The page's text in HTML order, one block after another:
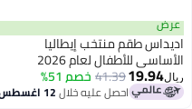
عرض
اديداس طقم منتخب إيطاليا
الأساسي للأطفال لعام 2026
ريال19.94
41.39خصم 51%
احصل عليه خلال12 اغسطس